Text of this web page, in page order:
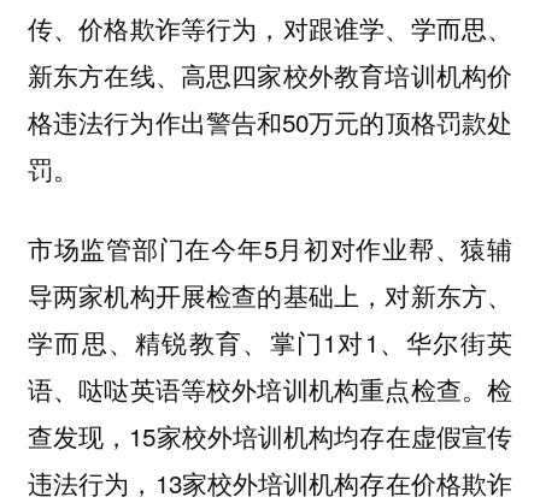
传、价格欺诈等行为，对跟谁学、学而思、
新东方在线、高思四家校外教育培训机构价
格违法行为作出警告和50万元的顶格罚款处
罚。
市场监管部门在今年5月初对作业帮、猿辅
导两家机构开展检查的基础上，对新东方、
学而思、精锐教育、掌门1对1、华尔街英
语、哒哒英语等校外培训机构重点检查。检
查发现，15家校外培训机构均存在虚假宣传
违法行为，13家校外培训机构存在价格欺诈